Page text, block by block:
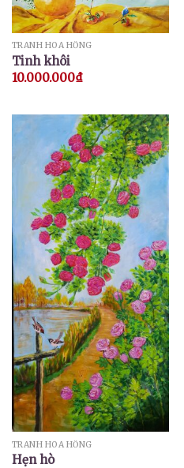
TRANH HOA HỒNG
Tinh khôi
10.000.000₫
TRANH HOA HỒNG
Hẹn hò